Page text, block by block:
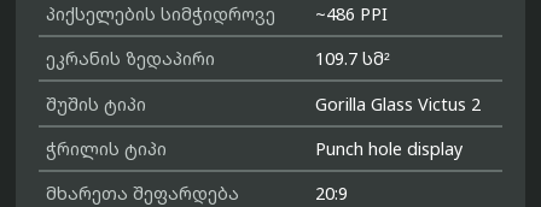
პიქსელების სიმჭიდროვე
~486 PPI
ეკრანის ზედაპირი
109.7 სმ²
შუშის ტიპი
Gorilla Glass Victus 2
ჭრილის ტიპი
Punch hole display
მხარეთა შეფარდება
20:9